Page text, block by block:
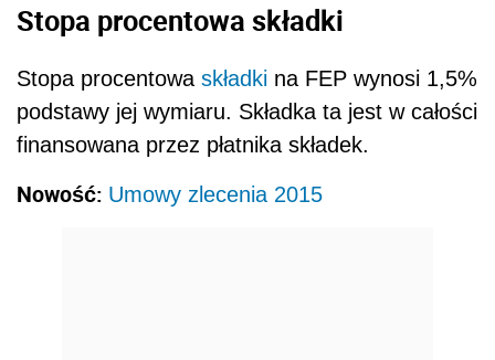
Stopa procentowa składki
Stopa procentowa składki na FEP wynosi 1,5%
podstawy jej wymiaru. Składka ta jest w całości
finansowana przez płatnika składek.
Nowość: Umowy zlecenia 2015